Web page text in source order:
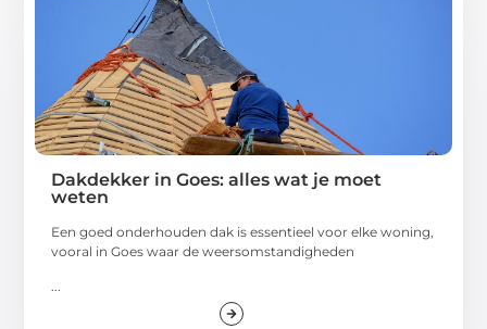
Dakdekker in Goes: alles wat je moet
weten
Een goed onderhouden dak is essentieel voor elke woning,
vooral in Goes waar de weersomstandigheden
...